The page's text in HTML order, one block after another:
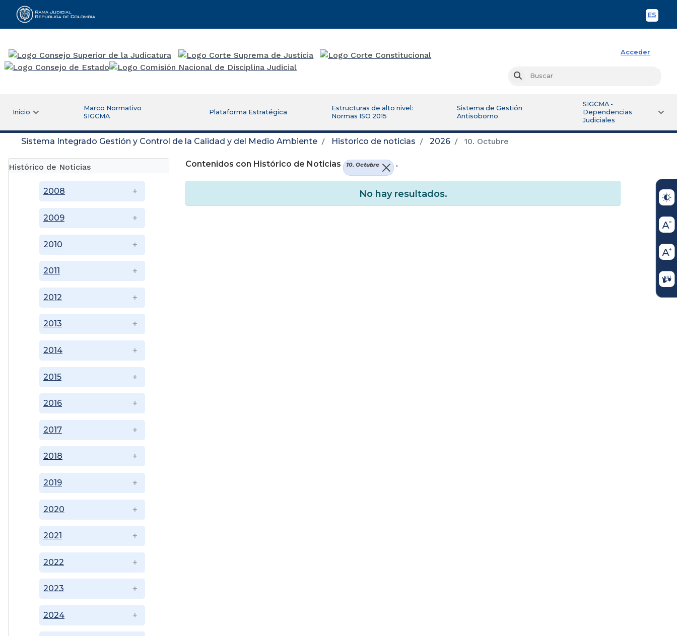
ES
Rama Judicial
Acceder
Buscar
Inicio
Marco Normativo
SIGCMA
Plataforma Estratégica
Estructuras de alto nivel:
Normas ISO 2015
Sistema de Gestión
Antisoborno
SIGCMA -
Dependencias
Judiciales
Sistema Integrado Gestión y Control de la Calidad y del Medio Ambiente Historico de noticias 2026 10. Octubre
Histórico de Noticias
2008
2009
2010
2011
2012
2013
2014
2015
2016
2017
2018
2019
2020
2021
2022
2023
2024
Contenidos con Histórico de Noticias 10. Octubre .
No hay resultados.